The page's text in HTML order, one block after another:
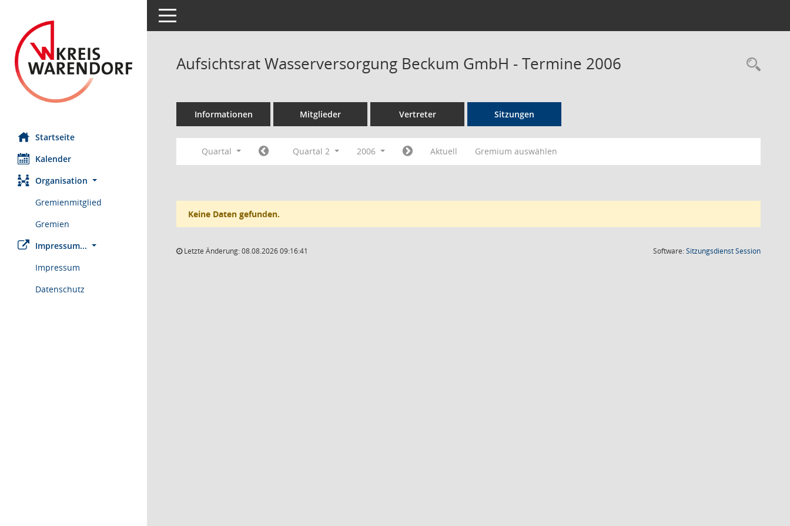
Startseite
Kalender
Organisation
Gremienmitglied
Gremien
Impressum...
Impressum
Datenschutz
Toggle navigation
Aufsichtsrat Wasserversorgung Beckum GmbH - Termine 2006
Informationen Mitglieder Vertreter Sitzungen
Quartal Quartal 2 2006 Aktuell Gremium auswählen
Keine Daten gefunden.
Letzte Änderung: 08.08.2026 09:16:41 Software:SitzungsdienstSession(Wird in